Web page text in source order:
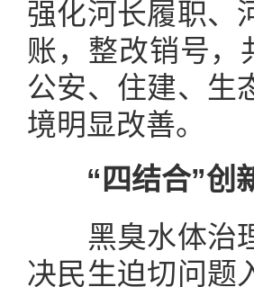
强化河长履职、
账，整改销号，
公安、住建、生
境明显改善。
“四结合”创
黑臭水体治理
决民生迫切问题